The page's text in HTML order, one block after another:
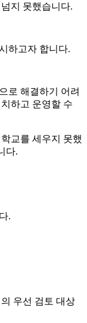
지 못했습니다.
하고자 합니다.
로 해결하기 어려
하고 운영할 수
교를 세우지 못했
다.
.
우선 검토 대상